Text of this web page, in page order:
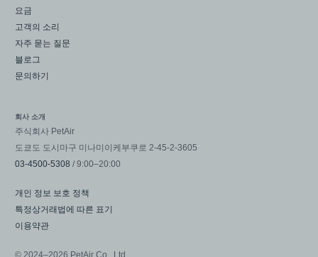
요금
고객의 소리
자주 묻는 질문
블로그
문의하기
회사 소개
주식회사 PetAir
도쿄도 도시마구 미나미이케부쿠로 2-45-2-3605
03-4500-5308 / 9:00–20:00
개인 정보 보호 정책
특정상거래법에 따른 표기
이용약관
© 2024–2026 PetAir Co., Ltd.